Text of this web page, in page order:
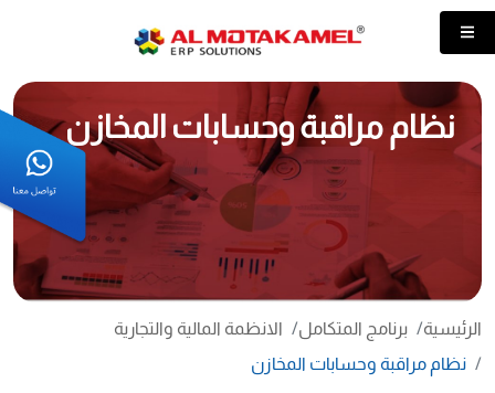
نظام مراقبة وحسابات المخازن
الرئيسية برنامج المتكامل
الانظمة المالية والتجارية
نظام مراقبة وحسابات المخازن